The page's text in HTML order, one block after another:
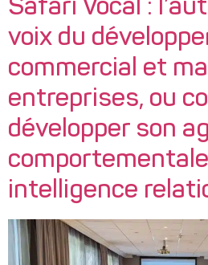
Safari Vocal :
voix du
commercial et
entreprises, ou
développer son
intelligence